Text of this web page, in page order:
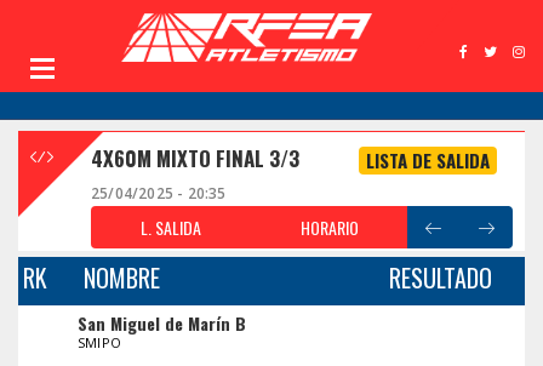
4X60M MIXTO FINAL 3/3 LISTA DE SALIDA
25/04/2025 - 20:35
L. SALIDA HORARIO
RK NOMBRE RESULTADO
San Miguel de Marín B
SMIPO